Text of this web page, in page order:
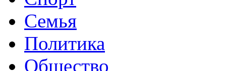
Семья
Политика
Общество